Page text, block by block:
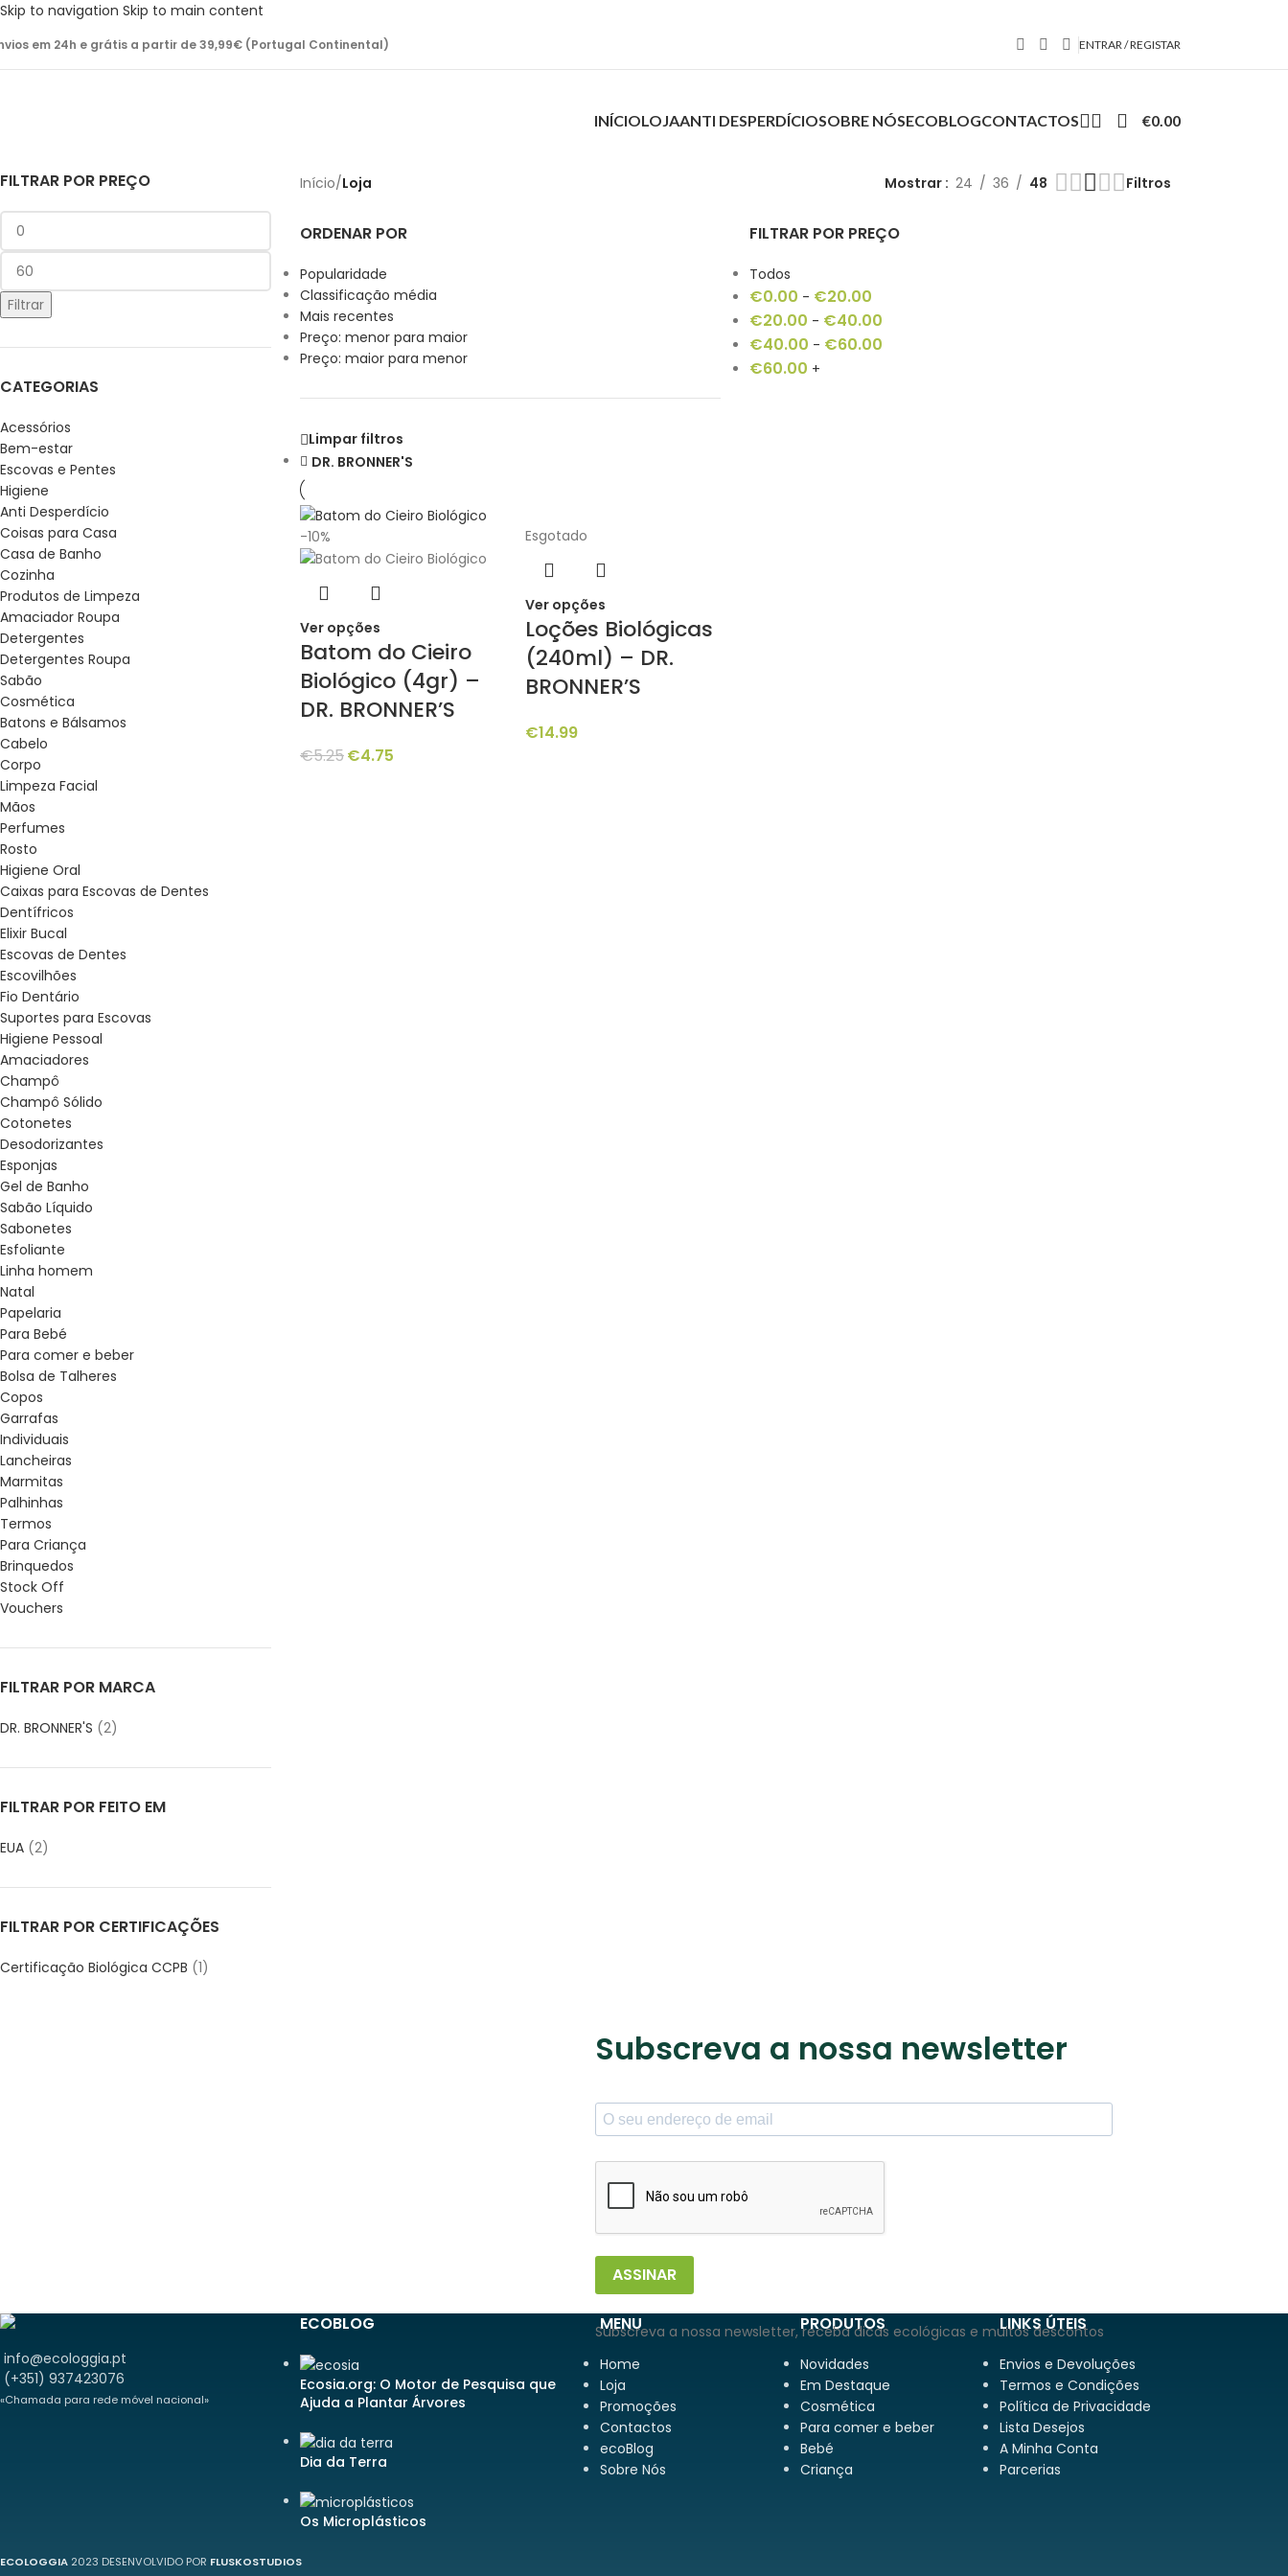
Skip to navigation Skip to main content
em 24h e grátis a partir de 39,99€ (Portugal Continental) ENTRAR / REGISTAR
INÍCIOLOJAANTI DESPERDÍCIOSOBRE NÓSECOBLOGCONTACTOS €0.00
FILTRAR POR PREÇO
Filtrar
CATEGORIAS
Acessórios
Bem-estar
Escovas e Pentes
Higiene
Anti Desperdício
Coisas para Casa
Casa de Banho
Cozinha
Produtos de Limpeza
Amaciador Roupa
Detergentes
Detergentes Roupa
Sabão
Cosmética
Batons e Bálsamos
Cabelo
Corpo
Limpeza Facial
Mãos
Perfumes
Rosto
Higiene Oral
Caixas para Escovas de Dentes
Dentífricos
Elixir Bucal
Escovas de Dentes
Escovilhões
Fio Dentário
Suportes para Escovas
Higiene Pessoal
Amaciadores
Champô
Champô Sólido
Cotonetes
Desodorizantes
Esponjas
Gel de Banho
Sabão Líquido
Sabonetes
Esfoliante
Linha homem
Natal
Papelaria
Para Bebé
Para comer e beber
Bolsa de Talheres
Copos
Garrafas
Individuais
Lancheiras
Marmitas
Palhinhas
Termos
Para Criança
Brinquedos
Stock Off
Vouchers
FILTRAR POR MARCA
DR. BRONNER'S (2)
FILTRAR POR FEITO EM
EUA (2)
FILTRAR POR CERTIFICAÇÕES
Certificação Biológica CCPB (1)
Início/Loja Mostrar 24 36 48 Filtros
ORDENAR POR
Popularidade
Classificação média
Mais recentes
Preço: menor para maior
Preço: maior para menor
FILTRAR POR PREÇO
Todos
€0.00 - €20.00
€20.00 - €40.00
€40.00 - €60.00
€60.00 +
Limpar filtros
DR. BRONNER'S
-10%
Ver opções
Batom do Cieiro
Biológico (4gr) –
DR. BRONNER’S
€5.25€4.75
Esgotado
Ver opções
Loções Biológicas
(240ml) – DR.
BRONNER’S
€14.99
Subscreva a nossa newsletter
ASSINAR
Subscreva a nossa newsletter, receba dicas ecológicas e muitos descontos
info@ecologgia.pt
(+351) 937423076
«Chamada para rede móvel nacional»
ECOBLOG
Ecosia.org: O Motor de Pesquisa que
Ajuda a Plantar Árvores
Dia da Terra
Os Microplásticos
MENU
Home
Loja
Promoções
Contactos
ecoBlog
Sobre Nós
PRODUTOS
Novidades
Em Destaque
Cosmética
Para comer e beber
Bebé
Criança
LINKS ÚTEIS
Envios e Devoluções
Termos e Condições
Política de Privacidade
Lista Desejos
A Minha Conta
Parcerias
ECOLOGGIA 2023 DESENVOLVIDO POR FLUSKOSTUDIOS